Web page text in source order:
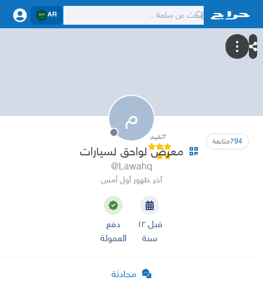
AR
م
794متابعة 7تقييم
معرض لواحق لسيارات
@Lawahq
آخر ظهور أول أمس
قبل ١٢
سنة
دفع
العمولة
محادثة